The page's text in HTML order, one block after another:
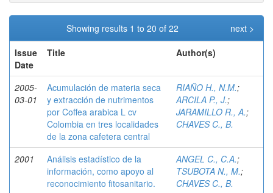
Showing results 1 to 20 of 22
next >
Issue
Date
Title Author(s)
2005-
03-01
Acumulación de materia seca
y extracción de nutrimentos
por Coffea arabica L cv
Colombia en tres localidades
de la zona cafetera central
RIAÑO H., N.M.;
ARCILA P., J.;
JARAMILLO R., A.;
CHAVES C., B.
2001
Análisis estadístico de la
información, como apoyo al
reconocimiento fitosanitario.
ANGEL C., C.A.;
TSUBOTA N., M.;
CHAVES C., B.